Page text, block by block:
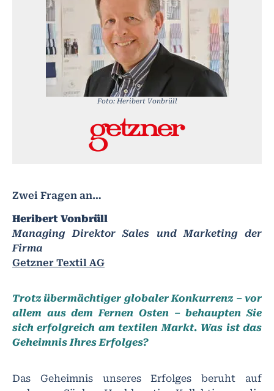
Zwei Fragen an…
Heribert Vonbrüll
Managing Direktor Sales und Marketing der
Firma
Getzner Textil AG
Trotz übermächtiger globaler Konkurrenz – vor
allem aus dem Fernen Osten – behaupten Sie
sich erfolgreich am textilen Markt. Was ist das
Geheimnis Ihres Erfolges?
Das Geheimnis unseres Erfolges beruht auf
Foto: Heribert Vonbrüll